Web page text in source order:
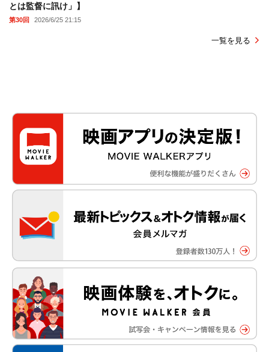
とは監督に訊け」】
第30回 2026/6/25 21:15
一覧を見る